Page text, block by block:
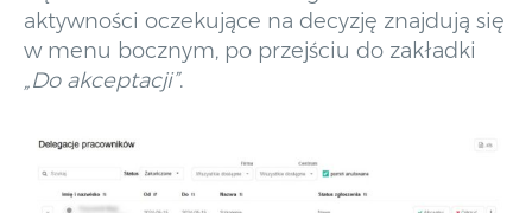
aktywności oczekujące na decyzję znajdują się
w menu bocznym, po przejściu do zakładki
„Do akceptacji”.